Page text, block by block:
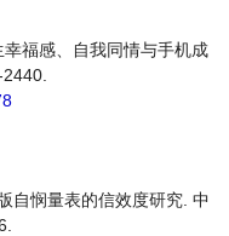
福感、自我同情与手机成
2440.
自悯量表的信效度研究. 中